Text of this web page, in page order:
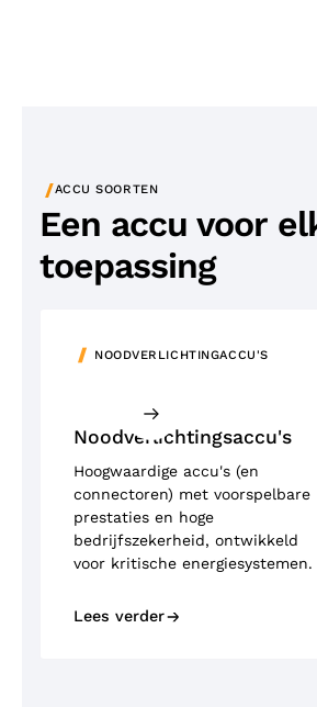
/ACCU SOORTEN
Een accu voor
toepassing
NOODVERLICHTINGACCU'S
Noodverlichtingsaccu's
Hoogwaardige accu's (en
connectoren) met voorspelbare
prestaties en hoge
bedrijfszekerheid, ontwikkeld
voor kritische energiesystemen.
Lees verder